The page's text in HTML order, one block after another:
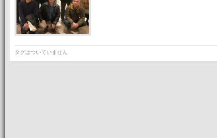
タグはついていません